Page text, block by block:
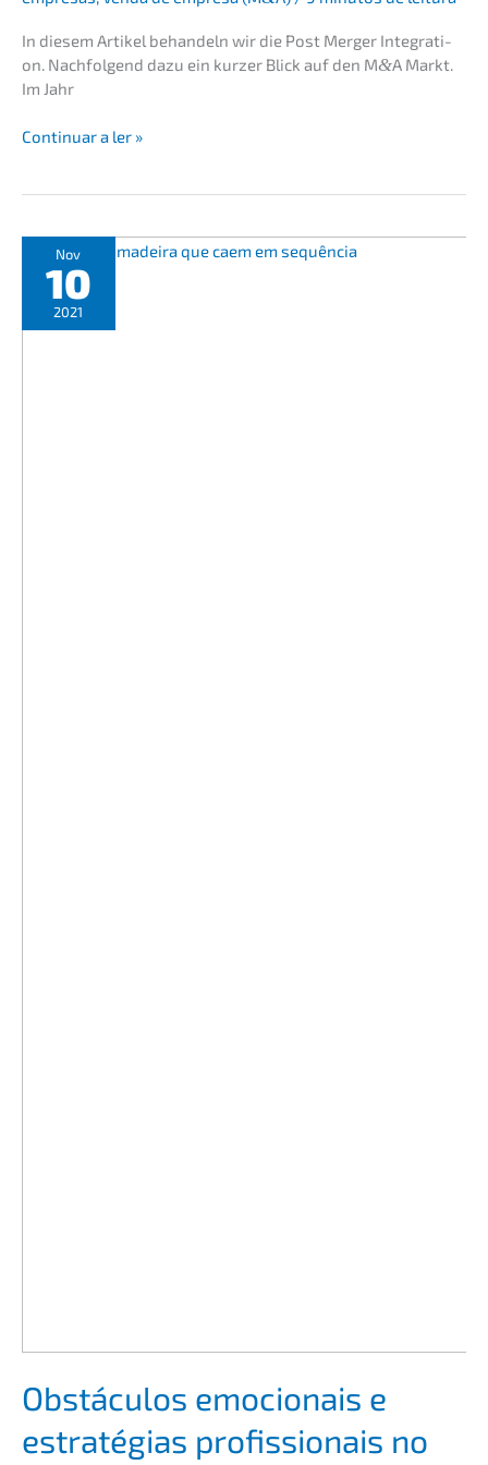
In diesem Artikel behan­deln wir die Post Merger Integra­ti­
on. Nachfol­gend dazu ein kurzer Blick auf den M&A Markt.
Im Jahr
Integra­
Conti­nu­ar a ler »
Nov
10
2021
Obstá­cu­los emocio­nais e
estra­té­gi­as profi­s­sio­nais no